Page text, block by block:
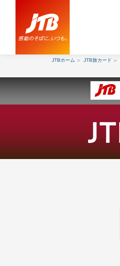
JTBホーム JTB旅カード